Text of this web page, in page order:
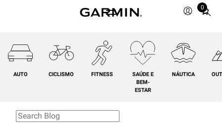
0
Total
AUTO CICLISMO FITNESS
SAÚDE E
BEM-
ESTAR
NÁUTICA